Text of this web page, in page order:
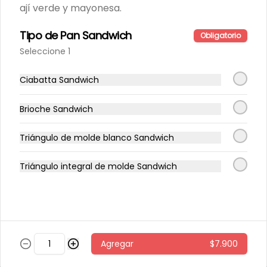
Pollo caliente con miel
Quínoa tibia, espinaca, papas al
$6.800
Pollo miso
arroz integral tibio, espinaca,
cilantro, repollo morado, zanahoria,
pollo grille en cubos, aderezo de
Sandwich 🍔
ají verde y mayonesa.
Tipo de Pan Sandwich Obligatorio
Seleccione 1
Ciabatta Sandwich
Brioche Sandwich
Triángulo de molde blanco Sandwich
Triángulo integral de molde Sandwich
Agregar $7.900